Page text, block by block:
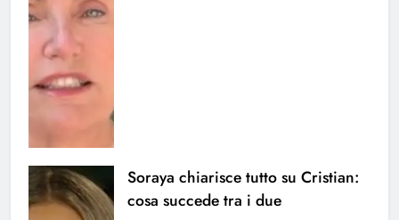
Soraya chiarisce tutto su Cristian:
cosa succede tra i due